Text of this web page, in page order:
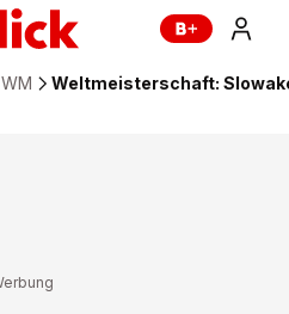
WM Weltmeisterschaft: